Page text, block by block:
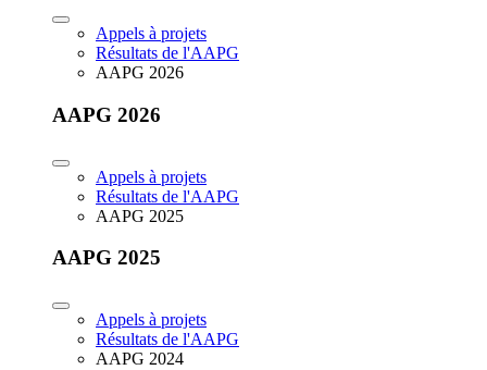
Appels à projets
Résultats de l'AAPG
AAPG 2026
AAPG 2026
Appels à projets
Résultats de l'AAPG
AAPG 2025
AAPG 2025
Appels à projets
Résultats de l'AAPG
AAPG 2024